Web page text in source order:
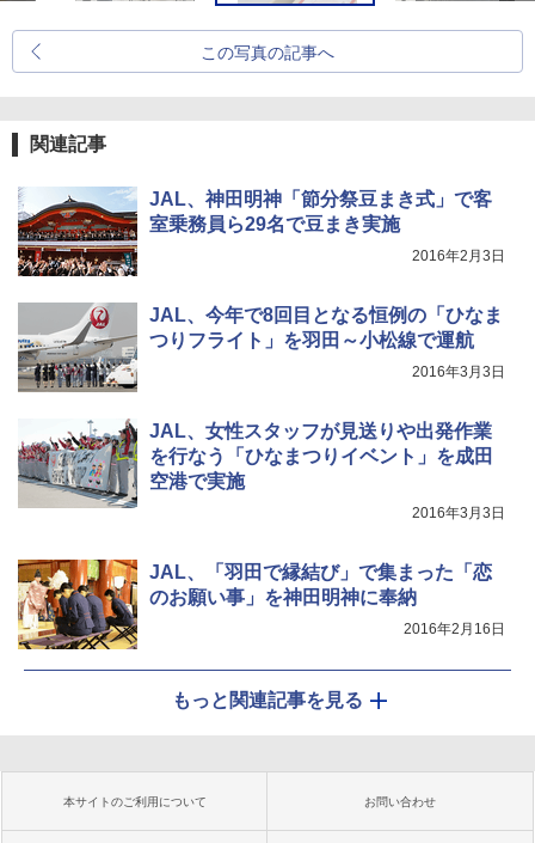
この写真の記事へ
関連記事
JAL、神田明神「節分祭豆まき式」で客
室乗務員ら29名で豆まき実施
2016年2月3日
JAL、今年で8回目となる恒例の「ひなま
つりフライト」を羽田～小松線で運航
2016年3月3日
JAL、女性スタッフが見送りや出発作業
を行なう「ひなまつりイベント」を成田
空港で実施
2016年3月3日
JAL、「羽田で縁結び」で集まった「恋
のお願い事」を神田明神に奉納
2016年2月16日
もっと関連記事を見る
本サイトのご利用について お問い合わせ